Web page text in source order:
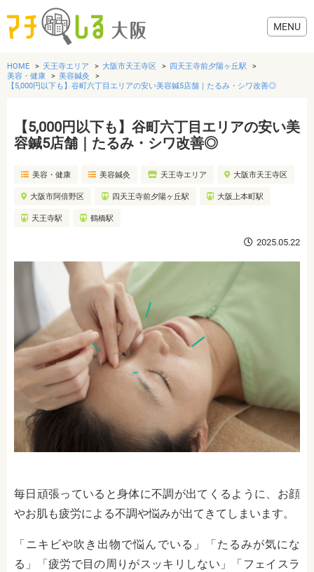
グルメ
歯医者・病院
生活
HOME 天王寺エリア 大阪市天王寺区
四天王寺前夕陽ヶ丘駅
美容・健康
美容鍼灸
【5,000円以下も】谷町六丁目エリアの安い美容鍼5店舗｜たるみ・シワ改善◎
【5,000円以下も】谷町六丁目エリアの安い美
容鍼5店舗｜たるみ・シワ改善◎
美容・健康 美容鍼灸 天王寺エリア 大阪市天王寺区
大阪市阿倍野区 四天王寺前夕陽ヶ丘駅 大阪上本町駅
天王寺駅 鶴橋駅
2025.05.22
毎日頑張っていると身体に不調が出てくるように、お顔
やお肌も疲労による不調や悩みが出てきてしまいます。
「ニキビや吹き出物で悩んでいる」「たるみが気にな
る」「疲労で目の周りがスッキリしない」「フェイスラ